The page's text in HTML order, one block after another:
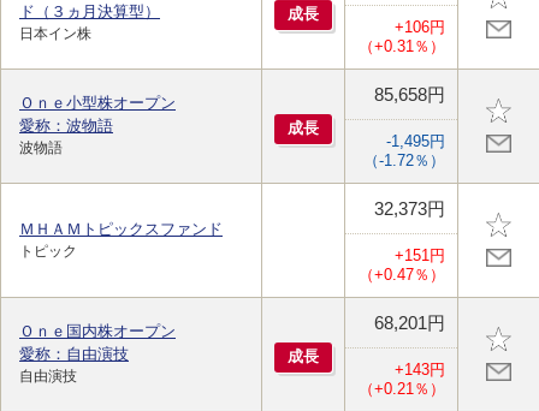
ド（３ヵ月決算型）
日本イン株
成長
+106円
（+0.31％）
Ｏｎｅ小型株オープン
愛称：波物語
波物語
成長
85,658円
-1,495円
（-1.72％）
ＭＨＡＭトピックスファンド
トピック
32,373円
+151円
（+0.47％）
Ｏｎｅ国内株オープン
愛称：自由演技
自由演技
成長
68,201円
+143円
（+0.21％）